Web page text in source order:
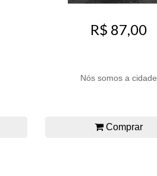
R$ 87,00
Nós somos a cidade
Comprar